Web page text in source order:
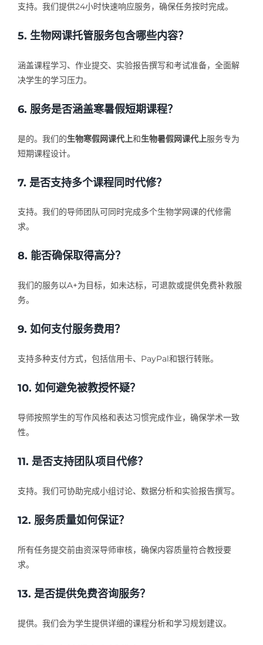
支持。我们提供24小时快速响应服务，确保任务按时完成。
5. 生物网课托管服务包含哪些内容？
涵盖课程学习、作业提交、实验报告撰写和考试准备，全面解
决学生的学习压力。
6. 服务是否涵盖寒暑假短期课程？
是的。我们的生物寒假网课代上和生物暑假网课代上服务专为
短期课程设计。
7. 是否支持多个课程同时代修？
支持。我们的导师团队可同时完成多个生物学网课的代修需
求。
8. 能否确保取得高分？
我们的服务以A+为目标，如未达标，可退款或提供免费补救服
务。
9. 如何支付服务费用？
支持多种支付方式，包括信用卡、PayPal和银行转账。
10. 如何避免被教授怀疑？
导师按照学生的写作风格和表达习惯完成作业，确保学术一致
性。
11. 是否支持团队项目代修？
支持。我们可协助完成小组讨论、数据分析和实验报告撰写。
12. 服务质量如何保证？
所有任务提交前由资深导师审核，确保内容质量符合教授要
求。
13. 是否提供免费咨询服务？
提供。我们会为学生提供详细的课程分析和学习规划建议。